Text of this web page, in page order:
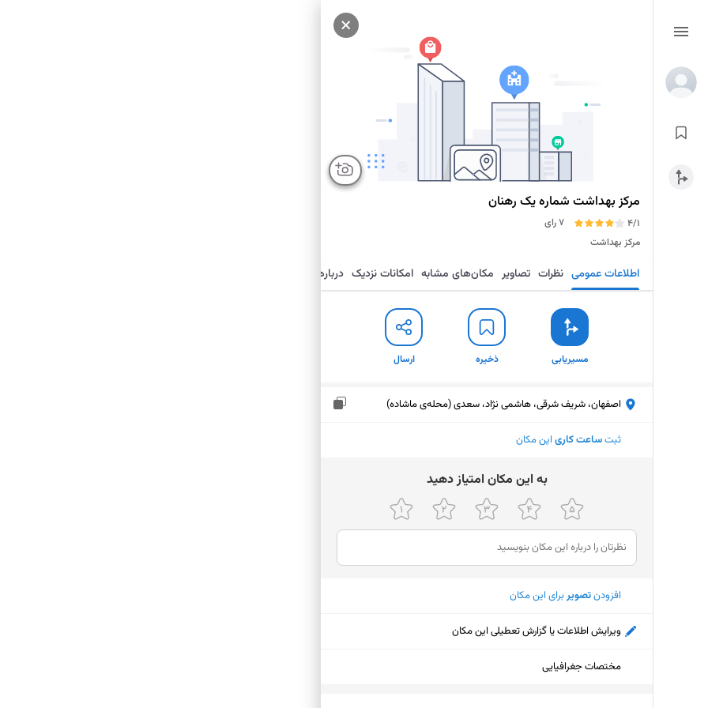
مرکز بهداشت شماره یک رهنان
4/1
7 رای
مرکز بهداشت
اطلاعات عمومی نظرات تصاویر مکان‌های مشابه امکانات نزدیک درباره
مسیریابی ذخیره ارسال
اصفهان، شریف شرقی، هاشمی نژاد، سعدی (محله‌ی ماشاده)
ثبتساعت کاری این مکان
ﺑﻪ اﯾﻦ ﻣﮑﺎن اﻣﺘﯿﺎز دﻫﯿﺪ
افزودنتصویربرای این مکان
ویرایش اطلاعات یا گزارش تعطیلی این مکان
مختصات جغرافیایی